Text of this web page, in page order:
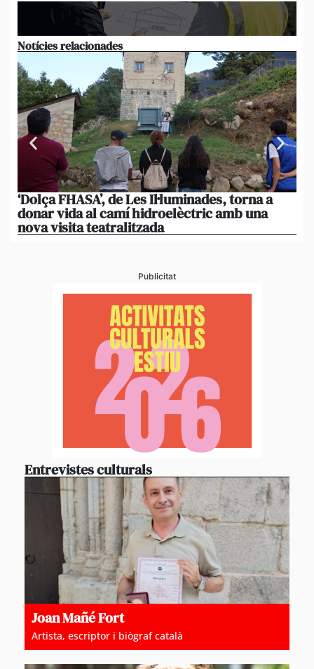
Notícies relacionades
‘Dolça FHASA’, de Les Il·luminades, torna a
donar vida al camí hidroelèctric amb una
nova visita teatralitzada
Publicitat
Entrevistes culturals
Joan Mañé Fort
Artista, escriptor i biògraf català